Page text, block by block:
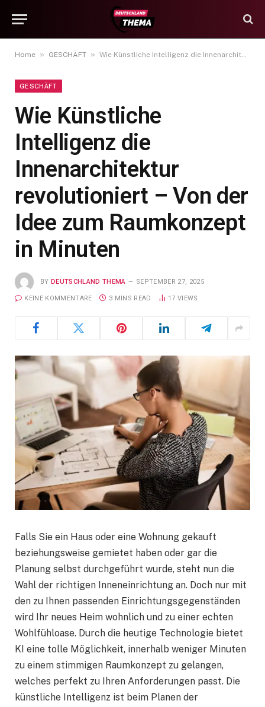
Home » GESCHÄFT » Wie Künstliche Intelligenz die Innenarchitektur revolutioniert – Von der Idee zum Raumkonzept in Minuten
GESCHÄFT
Wie Künstliche
Intelligenz die
Innenarchitektur
revolutioniert – Von der
Idee zum Raumkonzept
in Minuten
BY DEUTSCHLAND THEMA SEPTEMBER 27, 2025
KEINE KOMMENTARE 3 MINS READ 17 VIEWS
Falls Sie ein Haus oder eine Wohnung gekauft
beziehungsweise gemietet haben oder gar die
Planung selbst durchgeführt wurde, steht nun die
Wahl der richtigen Inneneinrichtung an. Doch nur mit
den zu Ihnen passenden Einrichtungsgegenständen
wird Ihr neues Heim wohnlich und zu einer echten
Wohlfühloase. Durch die heutige Technologie bietet
KI eine tolle Möglichkeit, innerhalb weniger Minuten
zu einem stimmigen Raumkonzept zu gelangen,
welches perfekt zu Ihren Anforderungen passt. Die
künstliche Intelligenz ist beim Planen der